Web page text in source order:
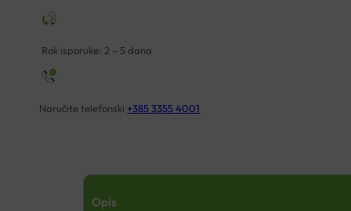
Rok isporuke: 2 – 5 dana
Naručite telefonski +385 3355 4001
Opis